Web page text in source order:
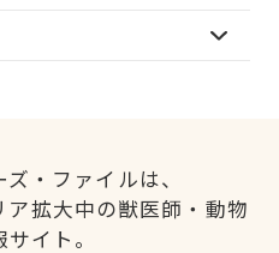
・ファイルは、
拡大中の獣医師・動物
イト。